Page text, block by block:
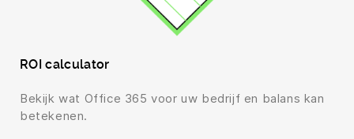
ROI calculator
Bekijk wat Office 365 voor uw bedrijf en balans kan
betekenen.